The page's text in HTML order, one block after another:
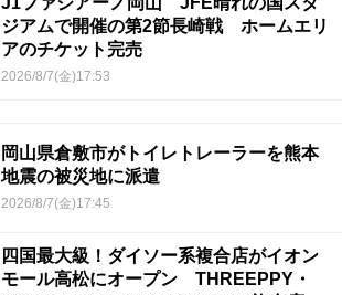
ジアムで開催の第2節長崎戦 ホームエリ
アのチケット完売
2026/8/7(金)17:53
岡山県倉敷市がトイレトレーラーを熊本
地震の被災地に派遣
2026/8/7(金)17:45
四国最大級！ダイソー系複合店がイオン
モール高松にオープン THREEPPY・